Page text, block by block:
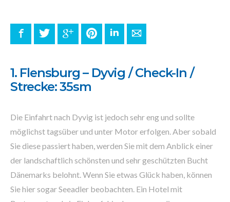
FacebookTwitter Google+ PinterestLinkedInE-mail
1. Flensburg – Dyvig / Check-In /
Strecke: 35sm
Die Einfahrt nach Dyvig ist jedoch sehr eng und sollte
möglichst tagsüber und unter Motor erfolgen. Aber sobald
Sie diese passiert haben, werden Sie mit dem Anblick einer
der landschaftlich schönsten und sehr geschützten Bucht
Dänemarks belohnt. Wenn Sie etwas Glück haben, können
Sie hier sogar Seeadler beobachten. Ein Hotel mit